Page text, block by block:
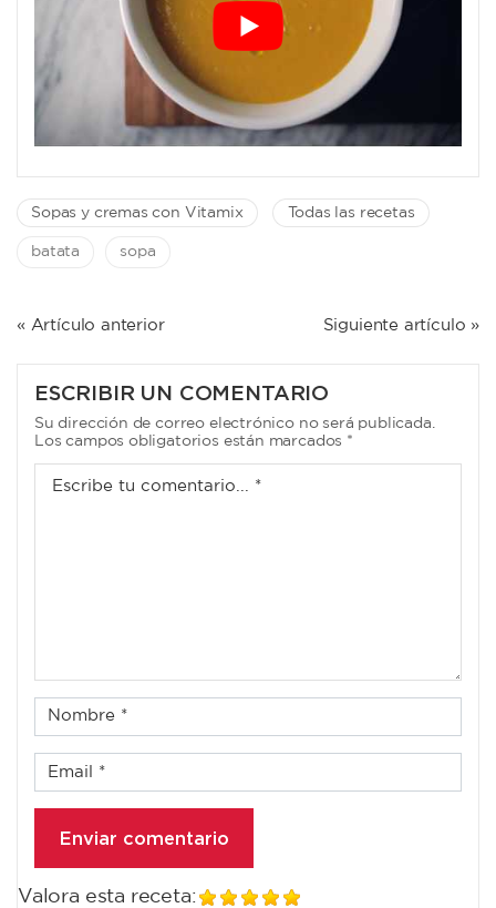
Sopas y cremas con Vitamix Todas las recetas
batata sopa
NAVEGACIÓN
ENTRADAS
« Artículo anterior Siguiente artículo »
ESCRIBIR UN COMENTARIO
Su dirección de correo electrónico no será publicada.
Los campos obligatorios están marcados *
Valora esta receta: